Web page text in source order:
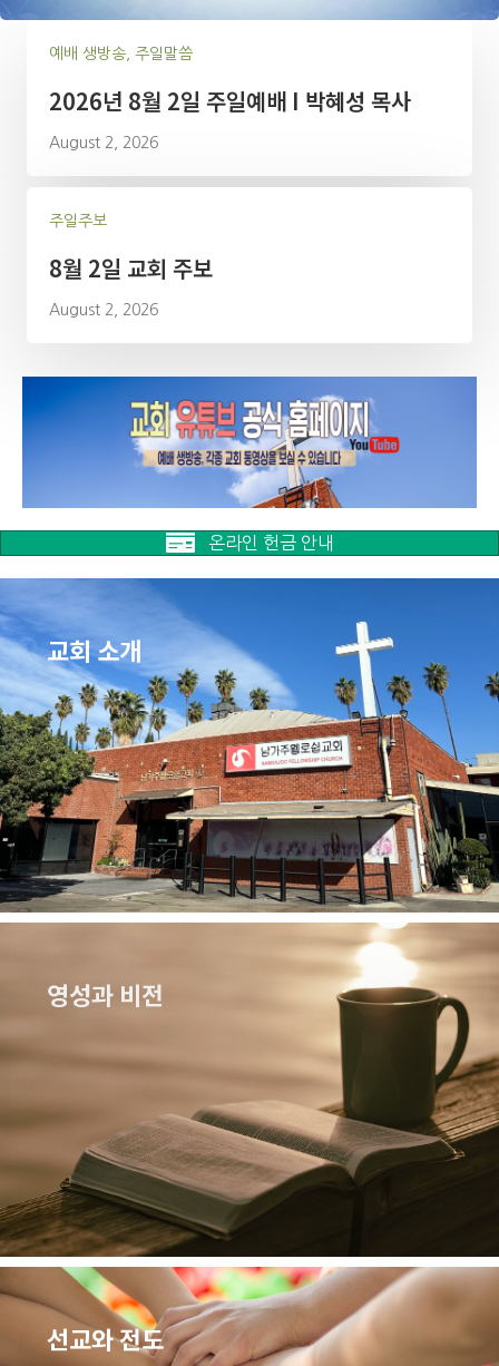
예배 생방송, 주일말씀
2026년 8월 2일 주일예배 I 박혜성 목사
August 2, 2026
주일주보
8월 2일 교회 주보
August 2, 2026
온라인 헌금 안내
교회 소개
영성과 비전
선교와 전도